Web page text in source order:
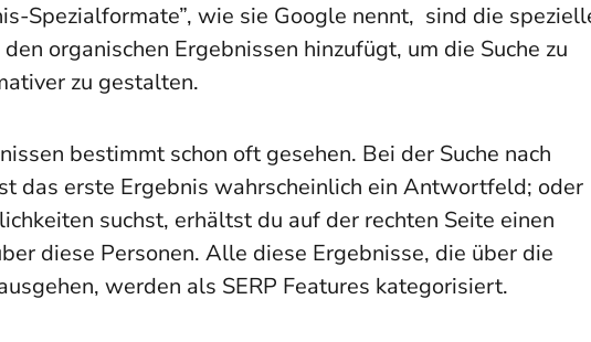
Spezialformate”, wie sie Google nennt, sind die
organischen Ergebnissen hinzufügt, um die Suche zu
zu gestalten.
bestimmt schon oft gesehen. Bei der Suche nach
das erste Ergebnis wahrscheinlich ein Antwortfeld; oder
suchst, erhältst du auf der rechten Seite einen
diese Personen. Alle diese Ergebnisse, die über die
werden als SERP Features kategorisiert.